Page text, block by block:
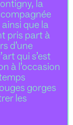
la
que la
pris part à
d’une
qui s’est
à l’occasion
gorges
les